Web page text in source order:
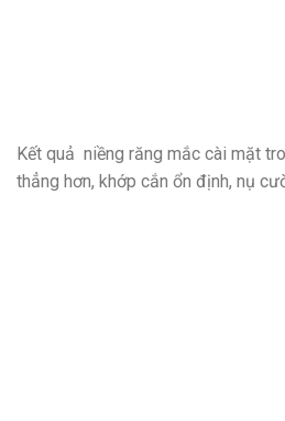
Kết quả niềng răng mắc cài mặt
thẳng hơn, khớp cắn ổn định, nụ